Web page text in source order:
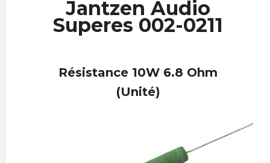
Jantzen Audio
Superes 002-0211
Résistance 10W 6.8 Ohm
(Unité)